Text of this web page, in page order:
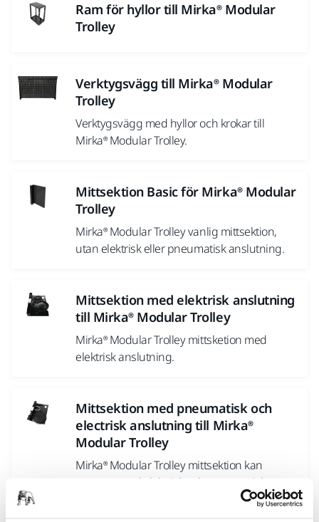
Ram för hyllor till Mirka® Modular
Trolley
Verktygsvägg till Mirka® Modular
Trolley
Verktygsvägg med hyllor och krokar till
Mirka® Modular Trolley.
Mittsektion Basic för Mirka® Modular
Trolley
Mirka® Modular Trolley vanlig mittsektion,
utan elektrisk eller pneumatisk anslutning.
Mittsektion med elektrisk anslutning
till Mirka® Modular Trolley
Mirka® Modular Trolley mittsketion med
elektrisk anslutning.
Mittsektion med pneumatisk och
electrisk anslutning till Mirka®
Modular Trolley
Mirka® Modular Trolley mittsektion kan
utrustas med elektrisk och pneumatisk